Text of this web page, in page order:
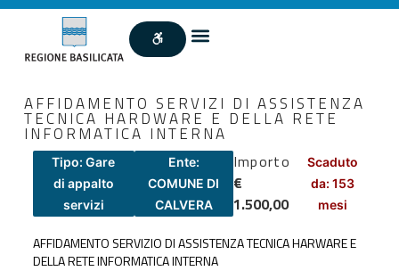
AFFIDAMENTO SERVIZI DI ASSISTENZA
TECNICA HARDWARE E DELLA RETE
INFORMATICA INTERNA
Tipo: Gare
di appalto
servizi
Ente:
COMUNE DI
CALVERA
Importo
€
1.500,00
Scaduto
da: 153
mesi
AFFIDAMENTO SERVIZIO DI ASSISTENZA TECNICA HARWARE E
DELLA RETE INFORMATICA INTERNA